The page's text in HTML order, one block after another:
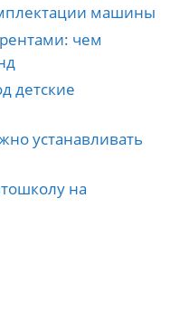
машины
чем
детские
устанавливать
на